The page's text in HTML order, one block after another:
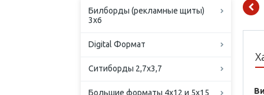
Билборды (рекламные щиты)
3х6
Digital Формат
Ситиборды 2,7х3,7
Большие форматы 4х12 и 5х15